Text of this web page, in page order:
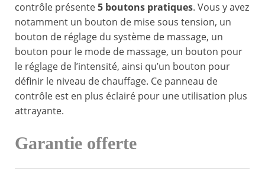
contrôle présente5 boutons pratiques. Vous y avez
notamment un bouton de mise sous tension, un
bouton de réglage du système de massage, un
bouton pour le mode de massage, un bouton pour
le réglage de l’intensité, ainsi qu’un bouton pour
définir le niveau de chauffage. Ce panneau de
contrôle est en plus éclairé pour une utilisation plus
attrayante.
Garantie offerte